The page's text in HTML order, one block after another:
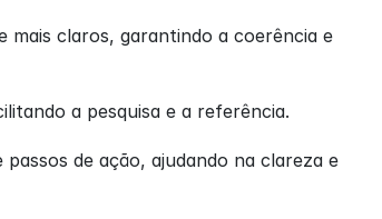
claros, garantindo a coerência e
a pesquisa e a referência.
de ação, ajudando na clareza e